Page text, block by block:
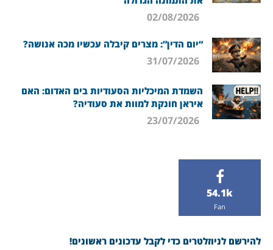
“יום הדין”: מצרים קיבלה עכשיו מכה אנושה?
השמדת המיכליות הסעודיות בים האדום: האם
איראן חונקת למוות את סעודיה?
54.1k
Fan
להירשם לניוזלטרים כדי לקבל עדכונים ראשונים!